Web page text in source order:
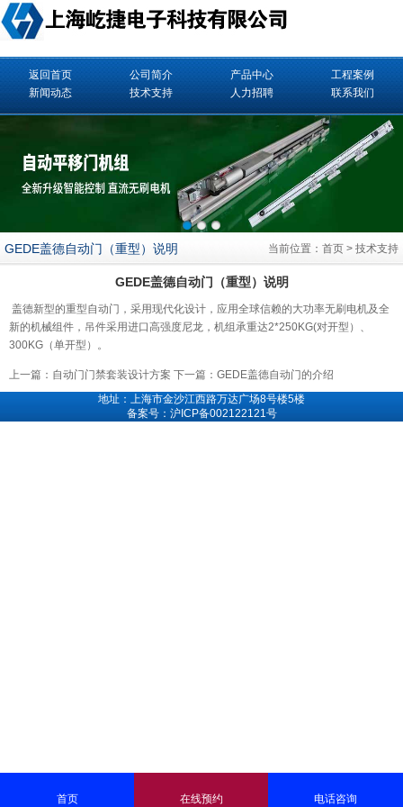
返回首页 公司简介 产品中心
工程案例
新闻动态
技术支持 人力招聘 联系我们
GEDE盖德自动门（重型）说明 当前位置： 首页 > 技术支持
GEDE盖德自动门（重型）说明
盖德新型的重型自动门 ，采用现代化设计，应用全球信赖的大功率无刷电机及全
新的机械组件，吊件采用进口高强度尼龙，机组承重达2*250KG(对开型）、
300KG（单开型）。
上一篇： 自动门门禁套装设计方案 下一篇： GEDE盖德自动门的介绍
地址：上海市金沙江西路万达广场8号楼5楼
备案号：沪ICP备002122121号
首页 在线预约 电话咨询